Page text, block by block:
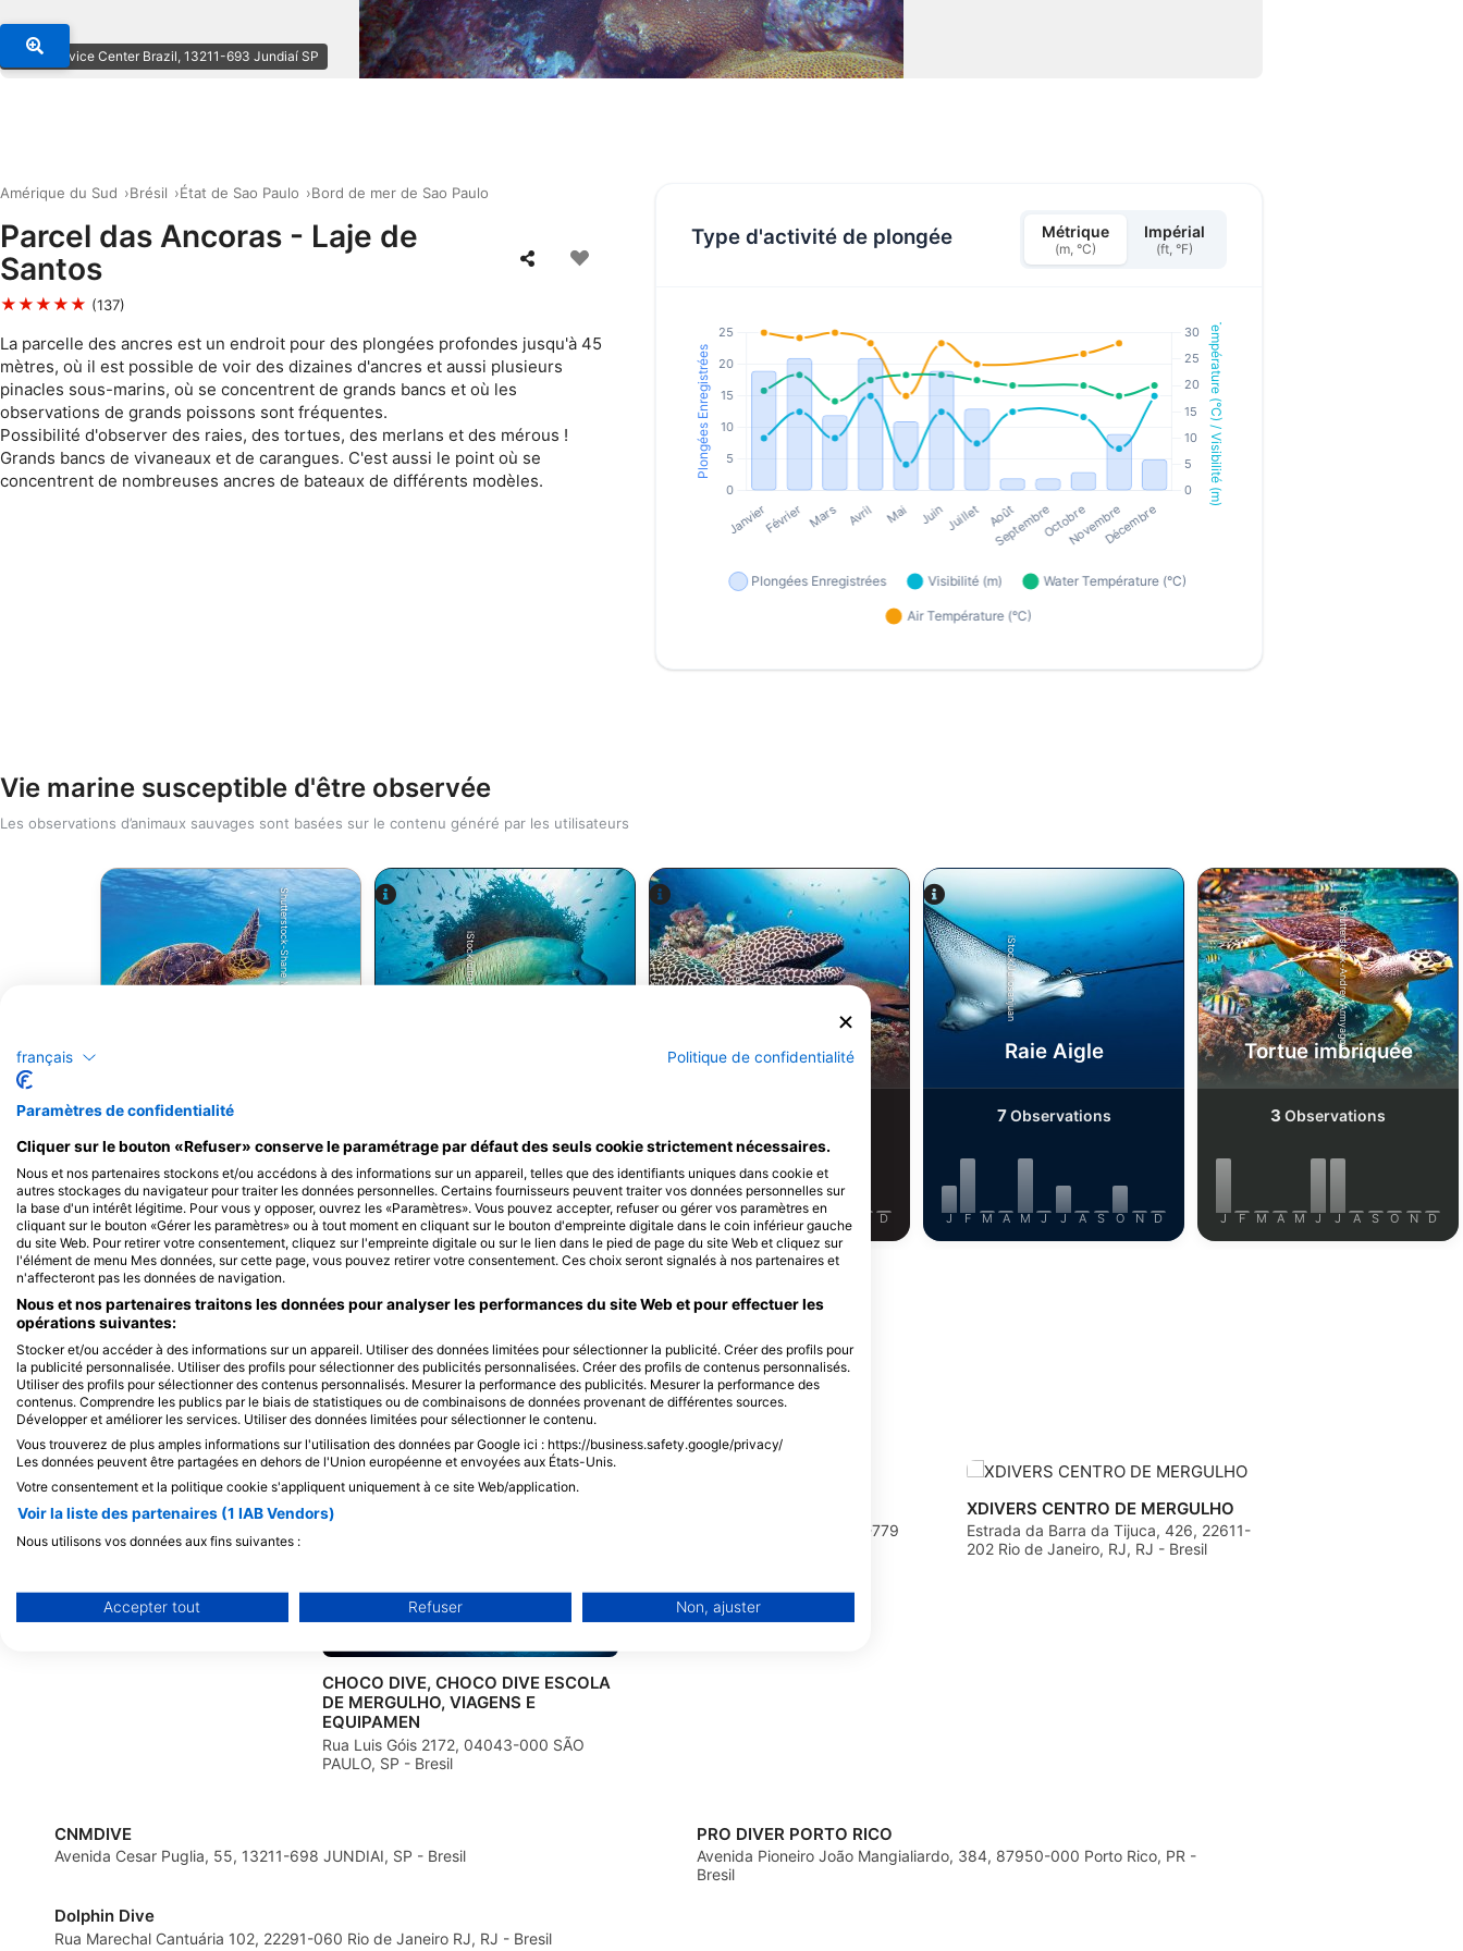
© SSI Service Center Brazil, 13211-693 Jundiaí SP
Amérique du Sud Brésil État de Sao Paulo Bord de mer de Sao Paulo
Parcel das Ancoras - Laje de
Santos
★★★★★ (137)
La parcelle des ancres est un endroit pour des plongées profondes jusqu'à 45
mètres, où il est possible de voir des dizaines d'ancres et aussi plusieurs
pinacles sous-marins, où se concentrent de grands bancs et où les
observations de grands poissons sont fréquentes.
Possibilité d'observer des raies, des tortues, des merlans et des mérous !
Grands bancs de vivaneaux et de carangues. C'est aussi le point où se
concentrent de nombreuses ancres de bateaux de différents modèles.
Type d'activité de plongée Métrique
(m, °C)
Impérial
(ft, °F)
Vie marine susceptible d'être observée
Les observations d’animaux sauvages sont basées sur le contenu généré par les utilisateurs
Shutterstock-Shane Myers Photography
41Observations
J F M A S N
iStock/ultramarinfoto
J M J A O N D
Alamy-WaterFrame
Murène
M M J D
iStock/Juliosanjuan
Raie Aigle
7Observations
J F M A M J J A S O N D
Shutterstock-Andrey Armyagov
Tortue imbriquée
3 Observations
J F M A M J J A S O N D
Afficher plus d'animaux
Centres de plongée desservant ce site de plongée
AMIGOS DO JOE
084 SÃO PAULO, SP - Bresil
CHOCO DIVE, CHOCO DIVE ESCOLA
DE MERGULHO, VIAGENS E
EQUIPAMEN
Rua Luis Góis 2172, 04043-000 SÃO
PAULO, SP - Bresil
Rua Virgilio Dalbem, 53, 13084-779
XDIVERS CENTRO DE MERGULHO
Estrada da Barra da Tijuca, 426, 22611-
202 Rio de Janeiro, RJ, RJ - Bresil
CNMDIVE
Avenida Cesar Puglia, 55, 13211-698 JUNDIAI, SP - Bresil
Dolphin Dive
Rua Marechal Cantuária 102, 22291-060 Rio de Janeiro RJ, RJ - Bresil
PRO DIVER PORTO RICO
Avenida Pioneiro João Mangialiardo, 384, 87950-000 Porto Rico, PR -
Bresil
français Politique de confidentialité
Paramètres de confidentialité
Cliquer sur le bouton «Refuser» conserve le paramétrage par défaut des seuls cookie strictement nécessaires.
Nous et nos partenaires stockons et/ou accédons à des informations sur un appareil, telles que des identifiants uniques dans cookie et
autres stockages du navigateur pour traiter les données personnelles. Certains fournisseurs peuvent traiter vos données personnelles sur
la base d'un intérêt légitime. Pour vous y opposer, ouvrez les «Paramètres». Vous pouvez accepter, refuser ou gérer vos paramètres en
cliquant sur le bouton «Gérer les paramètres» ou à tout moment en cliquant sur le bouton d'empreinte digitale dans le coin inférieur gauche
du site Web. Pour retirer votre consentement, cliquez sur l'empreinte digitale ou sur le lien dans le pied de page du site Web et cliquez sur
l'élément de menu Mes données, sur cette page, vous pouvez retirer votre consentement. Ces choix seront signalés à nos partenaires et
n'affecteront pas les données de navigation.
Nous et nos partenaires traitons les données pour analyser les performances du site Web et pour effectuer les
opérations suivantes:
Stocker et/ou accéder à des informations sur un appareil. Utiliser des données limitées pour sélectionner la publicité. Créer des profils pour
la publicité personnalisée. Utiliser des profils pour sélectionner des publicités personnalisées. Créer des profils de contenus personnalisés.
Utiliser des profils pour sélectionner des contenus personnalisés. Mesurer la performance des publicités. Mesurer la performance des
contenus. Comprendre les publics par le biais de statistiques ou de combinaisons de données provenant de différentes sources.
Développer et améliorer les services. Utiliser des données limitées pour sélectionner le contenu.
Vous trouverez de plus amples informations sur l'utilisation des données par Google ici : https://business.safety.google/privacy/
Les données peuvent être partagées en dehors de l'Union européenne et envoyées aux États-Unis.
Votre consentement et la politique cookie s'appliquent uniquement à ce site Web/application.
Voir la liste des partenaires (1 IAB Vendors)
Nous utilisons vos données aux fins suivantes :
Stocker et/ou accéder à des informations sur un appareil
Créer des profils pour la publicité personnalisée
Utiliser des profils pour sélectionner des publicités personnalisées
Mesurer la performance des publicités
Mesurer la performance des contenus
Accepter tout Refuser Non, ajuster